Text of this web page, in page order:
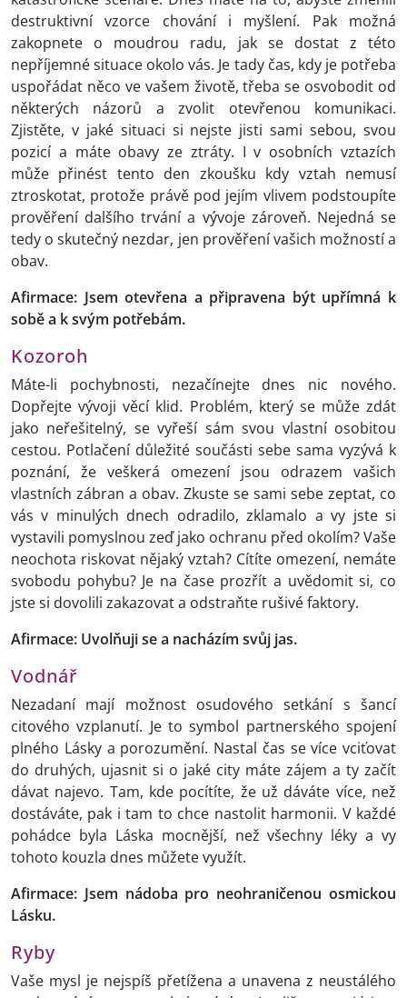
destruktivní vzorce chování i myšlení. Pak možná
zakopnete o moudrou radu, jak se dostat z této
nepříjemné situace okolo vás. Je tady čas, kdy je potřeba
uspořádat něco ve vašem životě, třeba se osvobodit od
některých názorů a zvolit otevřenou komunikaci.
Zjistěte, v jaké situaci si nejste jisti sami sebou, svou
pozicí a máte obavy ze ztráty. I v osobních vztazích
může přinést tento den zkoušku kdy vztah nemusí
ztroskotat, protože právě pod jejím vlivem podstoupíte
prověření dalšího trvání a vývoje zároveň. Nejedná se
tedy o skutečný nezdar, jen prověření vašich možností a
obav.
Afirmace: Jsem otevřena a připravena být upřímná k
sobě a k svým potřebám.
Kozoroh
Máte-li pochybnosti, nezačínejte dnes nic nového.
Dopřejte vývoji věcí klid. Problém, který se může zdát
jako neřešitelný, se vyřeší sám svou vlastní osobitou
cestou. Potlačení důležité součásti sebe sama vyzývá k
poznání, že veškerá omezení jsou odrazem vašich
vlastních zábran a obav. Zkuste se sami sebe zeptat, co
vás v minulých dnech odradilo, zklamalo a vy jste si
vystavili pomyslnou zeď jako ochranu před okolím? Vaše
neochota riskovat nějaký vztah? Cítíte omezení, nemáte
svobodu pohybu? Je na čase prozřít a uvědomit si, co
jste si dovolili zakazovat a odstraňte rušivé faktory.
Afirmace: Uvolňuji se a nacházím svůj jas.
Vodnář
Nezadaní mají možnost osudového setkání s šancí
citového vzplanutí. Je to symbol partnerského spojení
plného Lásky a porozumění. Nastal čas se více vciťovat
do druhých, ujasnit si o jaké city máte zájem a ty začít
dávat najevo. Tam, kde pocítíte, že už dáváte více, než
dostáváte, pak i tam to chce nastolit harmonii. V každé
pohádce byla Láska mocnější, než všechny léky a vy
tohoto kouzla dnes můžete využít.
Afirmace: Jsem nádoba pro neohraničenou osmickou
Lásku.
Ryby
Vaše mysl je nejspíš přetížena a unavena z neustálého